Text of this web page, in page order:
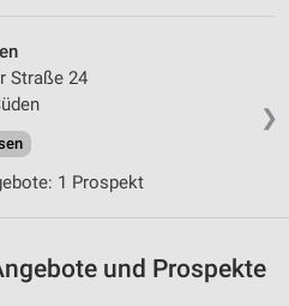
❯
Straße 24
1 Prospekt
und Prospekte
Auswahl
Auswahl